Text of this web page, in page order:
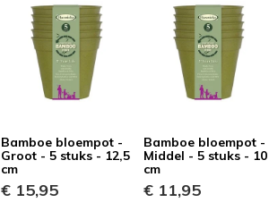
Bamboe bloempot -
Groot - 5 stuks - 12,5
cm
€ 15,95
Bamboe bloempot -
Middel - 5 stuks - 10
cm
€ 11,95